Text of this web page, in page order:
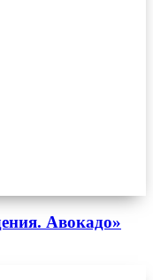
Авокадо»